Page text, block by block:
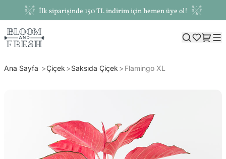
İlk siparişinde 150 TL indirim için hemen üye ol!
Ana Sayfa Çiçek Saksıda Çiçek Flamingo XL